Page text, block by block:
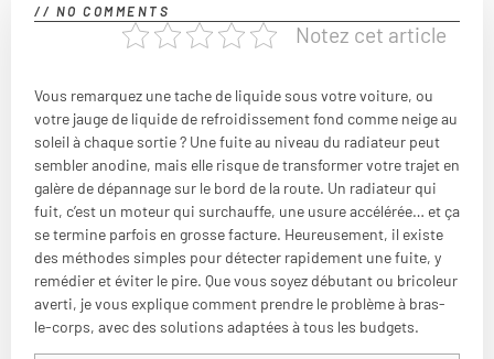
// NO COMMENTS
Notez cet article
Vous remarquez une tache de liquide sous votre voiture, ou
votre jauge de liquide de refroidissement fond comme neige au
soleil à chaque sortie ? Une fuite au niveau du radiateur peut
sembler anodine, mais elle risque de transformer votre trajet en
galère de dépannage sur le bord de la route. Un radiateur qui
fuit, c’est un moteur qui surchauffe, une usure accélérée… et ça
se termine parfois en grosse facture. Heureusement, il existe
des méthodes simples pour détecter rapidement une fuite, y
remédier et éviter le pire. Que vous soyez débutant ou bricoleur
averti, je vous explique comment prendre le problème à bras-
le-corps, avec des solutions adaptées à tous les budgets.